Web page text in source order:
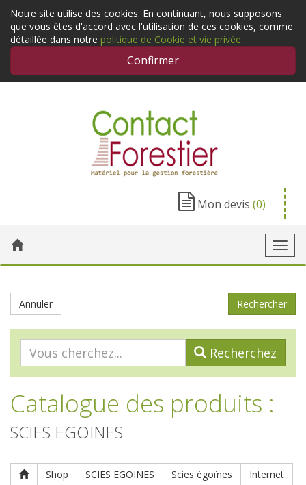
Notre site utilise des cookies. En continuant, nous supposons
que vous êtes d'accord avec l'utilisation de ces cookies, comme
détaillée dans notre politique de Cookie et vie privée.
Confirmer
Mon devis (0)
Annuler
Recherchez
Catalogue des produits :
SCIES EGOINES
Shop SCIES EGOINES Scies égoïnes Internet